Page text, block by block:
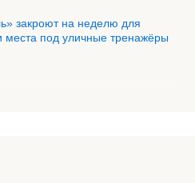
закроют на неделю для
места под уличные тренажёры